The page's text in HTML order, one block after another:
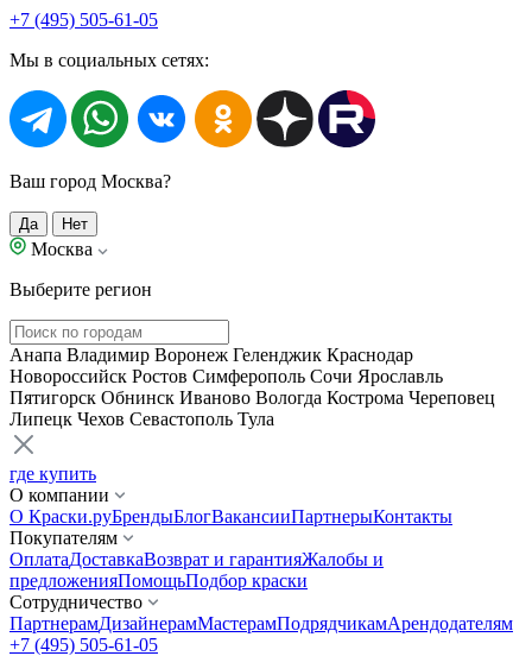
+7 (495) 505-61-05
Мы в социальных сетях:
Ваш город Москва?
Да Нет
Москва
Выберите регион
Анапа Владимир Воронеж Геленджик Краснодар
Новороссийск Ростов Симферополь Сочи Ярославль
Пятигорск Обнинск Иваново Вологда Кострома Череповец
Липецк Чехов Севастополь Тула
где купить
О компании
О Краски.руБрендыБлогВакансииПартнерыКонтакты
Покупателям
ОплатаДоставкаВозврат и гарантияЖалобы и
предложенияПомощьПодбор краски
Сотрудничество
ПартнерамДизайнерамМастерамПодрядчикамАрендодателям
+7 (495) 505-61-05